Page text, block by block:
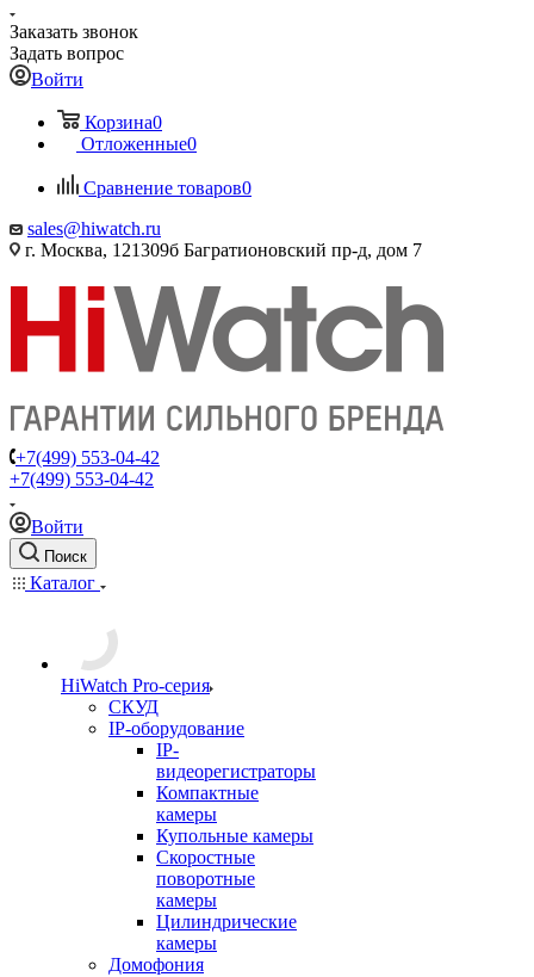
Заказать звонок
Задать вопрос
Войти
Корзина0
Отложенные0
Сравнение товаров0
sales@hiwatch.ru
г. Москва, 121309б Багратионовский пр-д, дом 7
+7(499) 553-04-42
+7(499) 553-04-42
Войти
Поиск
Каталог
HiWatch Pro-серия
CКУД
IP-оборудование
IP-
видеорегистраторы
Компактные
камеры
Купольные камеры
Скоростные
поворотные
камеры
Цилиндрические
камеры
Домофония